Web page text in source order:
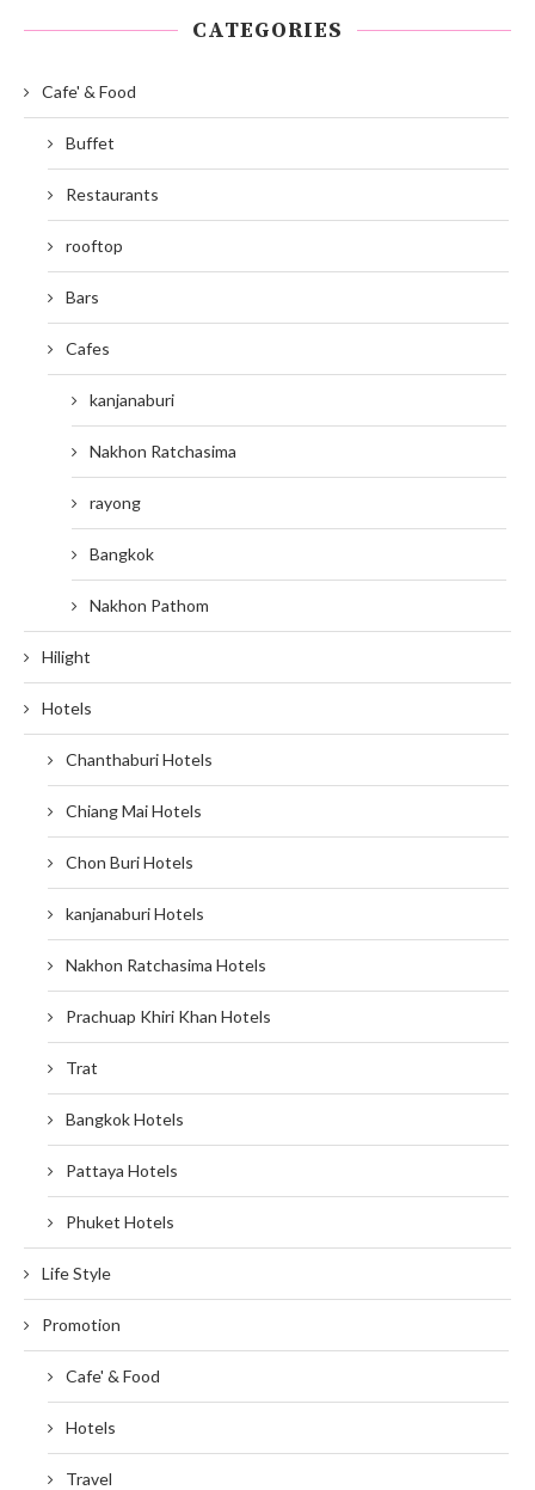
CATEGORIES
Cafe' & Food
Buffet
Restaurants
rooftop
Bars
Cafes
kanjanaburi
Nakhon Ratchasima
rayong
Bangkok
Nakhon Pathom
Hilight
Hotels
Chanthaburi Hotels
Chiang Mai Hotels
Chon Buri Hotels
kanjanaburi Hotels
Nakhon Ratchasima Hotels
Prachuap Khiri Khan Hotels
Trat
Bangkok Hotels
Pattaya Hotels
Phuket Hotels
Life Style
Promotion
Cafe' & Food
Hotels
Travel